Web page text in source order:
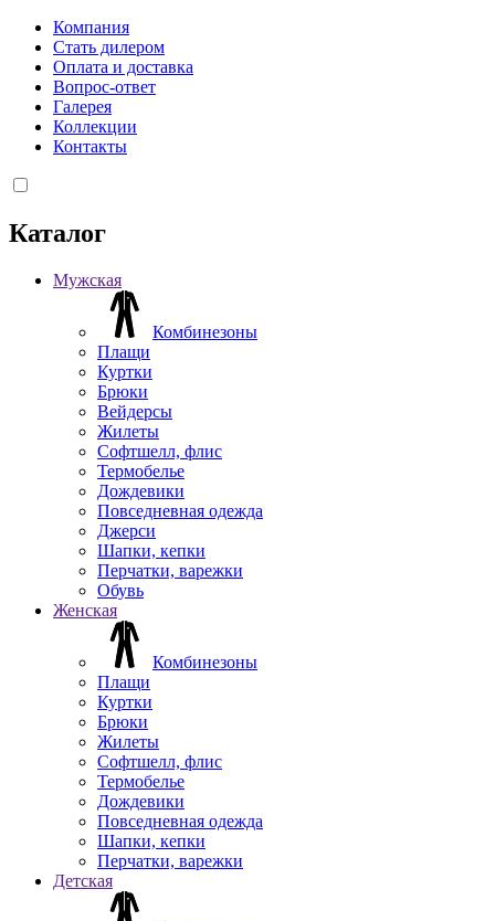
Компания
Стать дилером
Оплата и доставка
Вопрос-ответ
Галерея
Коллекции
Контакты
Каталог
Мужская
Комбинезоны
Плащи
Куртки
Брюки
Вейдерсы
Жилеты
Софтшелл, флис
Термобелье
Дождевики
Повседневная одежда
Джерси
Шапки, кепки
Перчатки, варежки
Обувь
Женская
Комбинезоны
Плащи
Куртки
Брюки
Жилеты
Софтшелл, флис
Термобелье
Дождевики
Повседневная одежда
Шапки, кепки
Перчатки, варежки
Детская